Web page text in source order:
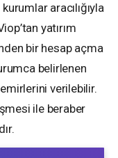
aracılığıyla
yatırım
bir hesap açma
belirlenen
emirlerini verilebilir.
ile beraber